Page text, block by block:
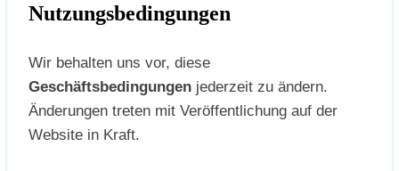
Nutzungsbedingungen
Wir behalten uns vor, diese
Geschäftsbedingungen jederzeit zu ändern.
Änderungen treten mit Veröffentlichung auf der
Website in Kraft.